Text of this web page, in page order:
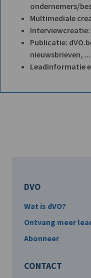
ondernemers/
Multimediale
Publicatie:
nieuwsbrieven, ...
Leadinformatie
DVO
Wat is dVO?
Ontvang meer
Abonneer
CONTACT